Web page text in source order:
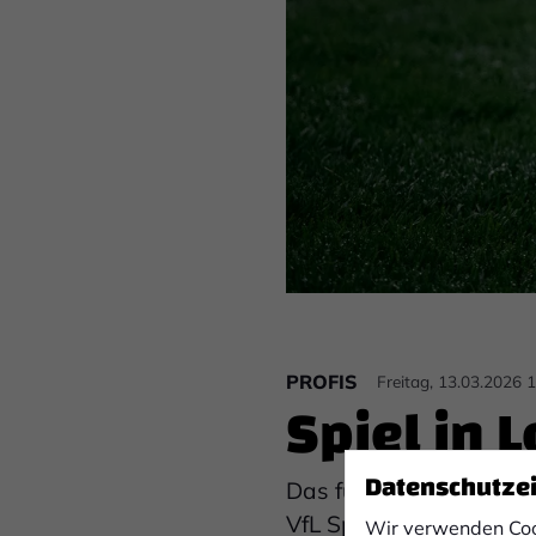
Wir verwenden
PROFIS Freitag, 13.03.2026
Spiel in
Das für morgigen
VfL Sportfreunde